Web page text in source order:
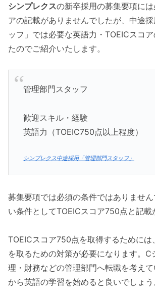
シンプレクスの新卒採用の募集要項に
アの記載がありませんでしたが、中途
ッフ」では必要な英語力・TOEICスコ
たのでご紹介いたします。
管理部門スタッフ
歓迎スキル・経験
英語力（TOEIC750点以上程度）
シンプレクス中途採用「管理部門スタッフ」
募集要項では必須の条件ではありませ
い条件としてTOEICスコア750点と記載
TOEICスコア750点を取得するためには
を取るための対策が必要になります。C
理・財務などの管理部門へ転職を考え
から英語の学習を始めると良いでしょう